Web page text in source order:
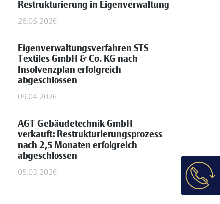
Restrukturierung in Eigenverwaltung
26.05.2026
Eigenverwaltungsverfahren STS
Textiles GmbH & Co. KG nach
Insolvenzplan erfolgreich
abgeschlossen
09.04.2026
AGT Gebäudetechnik GmbH
verkauft: Restrukturierungsprozess
nach 2,5 Monaten erfolgreich
abgeschlossen
05.03.2026